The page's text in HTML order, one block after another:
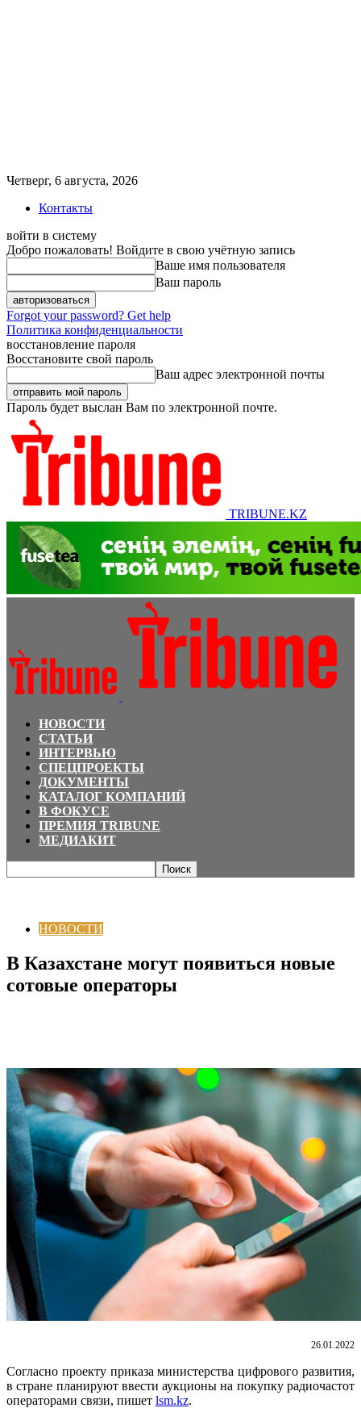
Четверг, 6 августа, 2026
Контакты
войти в систему
Добро пожаловать! Войдите в свою учётную запись
Ваше имя пользователя
Ваш пароль
Forgot your password? Get help
Политика конфиденциальности
восстановление пароля
Восстановите свой пароль
Ваш адрес электронной почты
Пароль будет выслан Вам по электронной почте.
TRIBUNE.KZ
НОВОСТИ
СТАТЬИ
ИНТЕРВЬЮ
СПЕЦПРОЕКТЫ
ДОКУМЕНТЫ
КАТАЛОГ КОМПАНИЙ
В ФОКУСЕ
ПРЕМИЯ TRIBUNE
МЕДИАКИТ
НОВОСТИ
В Казахстане могут появиться новые
сотовые операторы
26.01.2022
Согласно проекту приказа министерства цифрового развития,
в стране планируют ввести аукционы на покупку радиочастот
операторами связи, пишет lsm.kz.